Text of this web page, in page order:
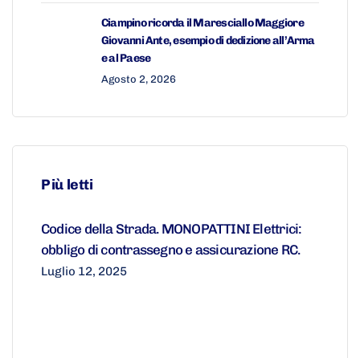
Ciampino ricorda il Maresciallo Maggiore
Giovanni Ante, esempio di dedizione all’Arma
e al Paese
Agosto 2, 2026
Più letti
Codice della Strada. MONOPATTINI Elettrici:
obbligo di contrassegno e assicurazione RC.
Luglio 12, 2025